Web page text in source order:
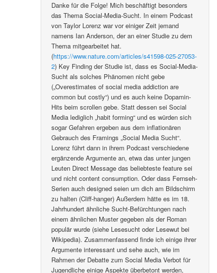
Danke für die Folge! Mich beschäftigt besonders
das Thema Social-Media-Sucht. In einem Podcast
von Taylor Lorenz war vor einiger Zeit jemand
namens Ian Anderson, der an einer Studie zu dem
Thema mitgearbeitet hat.
(https://www.nature.com/articles/s41598-025-27053-
2) Key Finding der Studie ist, dass es Social-Media-
Sucht als solches Phänomen nicht gebe
(„Overestimates of social media addiction are
common but costly“) und es auch keine Dopamin-
Hits beim scrollen gebe. Statt dessen sei Social
Media lediglich „habit forming“ und es würden sich
sogar Gefahren ergeben aus dem inflationären
Gebrauch des Framings „Social Media Sucht“.
Lorenz führt dann in ihrem Podcast verschiedene
ergänzende Argumente an, etwa das unter jungen
Leuten Direct Message das beliebteste feature sei
und nicht content consumption. Oder dass Fernseh-
Serien auch designed seien um dich am Bildschirm
zu halten (Cliff-hanger) Außerdem hätte es im 18.
Jahrhundert ähnliche Sucht-Befürchtungen nach
einem ähnlichen Muster gegeben als der Roman
populär wurde (siehe Lesesucht oder Lesewut bei
Wikipedia). Zusammenfassend finde ich einige ihrer
Argumente interessant und sehe auch, wie im
Rahmen der Debatte zum Social Media Verbot für
Jugendliche einige Aspekte überbetont werden,